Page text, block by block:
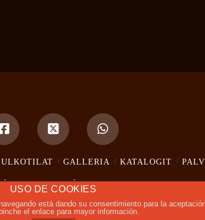
ULKOTILAT GALLERIA KATALOGIT
LEGAL |POLÍTICA DE COOKIES
USO DE COOKIES
está dando su consentimiento para la
el enlace para mayor información.